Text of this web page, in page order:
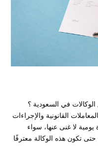
في السعودية ؟
القانونية والإجراءات
لا غنى عنها، سواء
تكون هذه الوكالة معترفًا